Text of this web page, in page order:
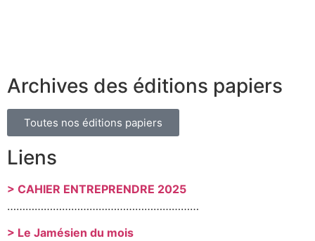
Archives des éditions papiers
Toutes nos éditions papiers
Liens
> CAHIER ENTREPRENDRE 2025
………………………………………………………
> Le Jamésien du mois